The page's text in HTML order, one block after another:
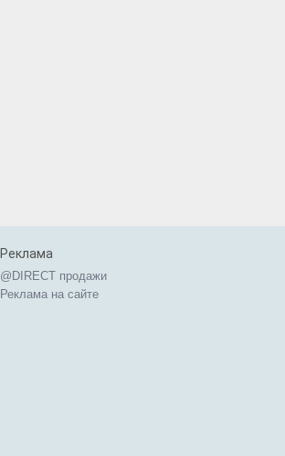
Реклама
@DIRECT продажи
Реклама на сайте